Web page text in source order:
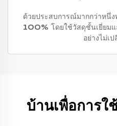
ด้วยประสบการณ์มากกว่าหนึ่
100% โดยใช้วัสดุชั้นเยี่ยมแ
อย่างไม่เ
บ้านเพื่อการใ